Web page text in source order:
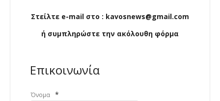
Στείλτε e-mail στο : kavosnews@gmail.com
ή συμπληρώστε την ακόλουθη φόρμα
Επικοινωνία
Όνομα *